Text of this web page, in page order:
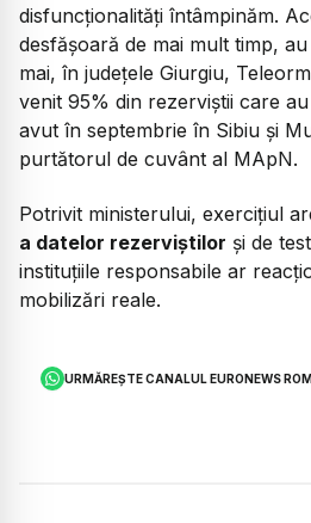
disfuncționalități întâmpinăm.
desfășoară de mai mult timp,
mai, în județele Giurgiu,
venit 95% din rezerviștii care
avut în septembrie în Sibiu și
purtătorul de cuvânt al MApN.
Potrivit ministerului, exercițiul
a datelor rezerviștilor și de
instituțiile responsabile ar
mobilizări reale.
URMĂREȘTE CANALUL EURONEWS